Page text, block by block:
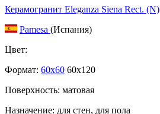
Керамогранит Eleganza Siena Rect. (N)
Pamesa (Испания)
Цвет:
Формат: 60x60 60x120
Поверхность: матовая
Назначение: для стен, для пола